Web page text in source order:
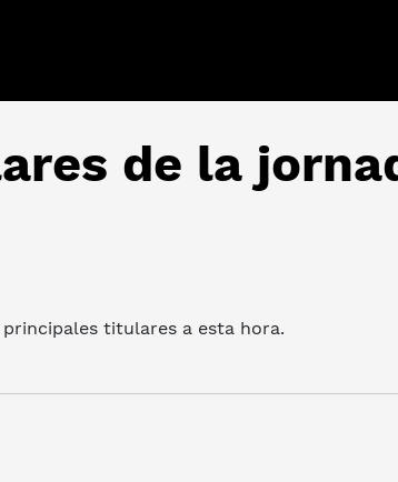
de la
titulares a esta hora.